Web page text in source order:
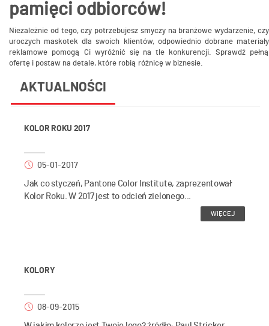
pamięci odbiorców!
Niezależnie od tego, czy potrzebujesz smyczy na branżowe wydarzenie, czy
uroczych maskotek dla swoich klientów, odpowiednio dobrane materiały
reklamowe pomogą Ci wyróżnić się na tle konkurencji. Sprawdź pełną
ofertę i postaw na detale, które robią różnicę w biznesie.
AKTUALNOŚCI
KOLOR ROKU 2017
05-01-2017
Jak co styczeń, Pantone Color Institute, zaprezentował
Kolor Roku. W 2017 jest to odcień zielonego...
WIĘCEJ
KOLORY
08-09-2015